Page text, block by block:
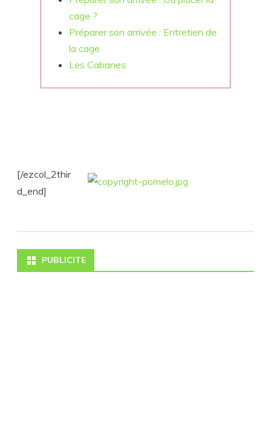
cage ?
Préparer son arrivée : Entretien de
la cage
Les Cabanes
[/ezcol_2thir
d_end]
PUBLICITE